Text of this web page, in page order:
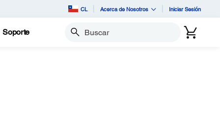
CL Acerca de Nosotros Iniciar Sesión
Soporte Buscar